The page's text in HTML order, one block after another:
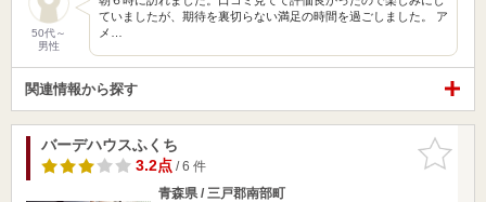
50代～
男性
ていましたが、期待を裏切らない満足の時間を過ごしました。 ア
メ…
関連情報から探す
お気に入
りに追加
バーデハウスふくち
3.2点/ 6 件
青森県 / 三戸郡南部町